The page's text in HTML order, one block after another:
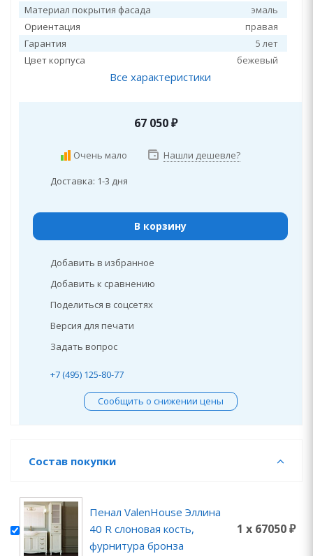
Материал покрытия фасада
эмаль
Ориентация
правая
Гарантия
5 лет
Цвет корпуса
бежевый
Все характеристики
67 050₽
Очень мало Нашли дешевле?
Доставка: 1-3 дня
В корзину
Добавить в избранное
Добавить к сравнению
Поделиться в соцсетях
Версия для печати
Задать вопрос
+7 (495) 125-80-77
Сообщить о снижении цены
Состав покупки
Пенал ValenHouse Эллина
40 R слоновая кость,
фурнитура бронза
1 x 67050 ₽